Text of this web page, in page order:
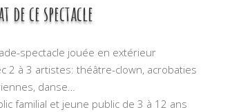
de ce spectacle
spectacle jouée en extérieur
2 à 3 artistes: théâtre-clown, acrobaties
danse…
familial et jeune public de 3 à 12 ans